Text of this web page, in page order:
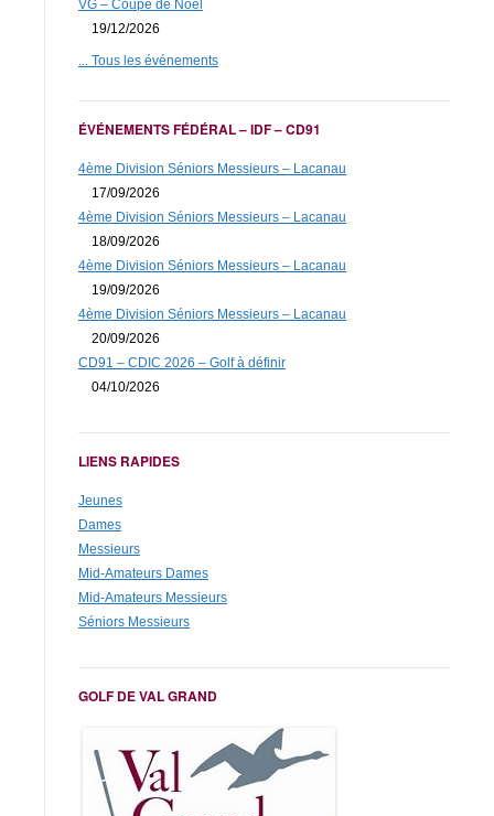
VG – Coupe de Noël
19/12/2026
... Tous les événements
ÉVÉNEMENTS FÉDÉRAL – IDF – CD91
4ème Division Séniors Messieurs – Lacanau
17/09/2026
4ème Division Séniors Messieurs – Lacanau
18/09/2026
4ème Division Séniors Messieurs – Lacanau
19/09/2026
4ème Division Séniors Messieurs – Lacanau
20/09/2026
CD91 – CDIC 2026 – Golf à définir
04/10/2026
LIENS RAPIDES
Jeunes
Dames
Messieurs
Mid-Amateurs Dames
Mid-Amateurs Messieurs
Séniors Messieurs
GOLF DE VAL GRAND